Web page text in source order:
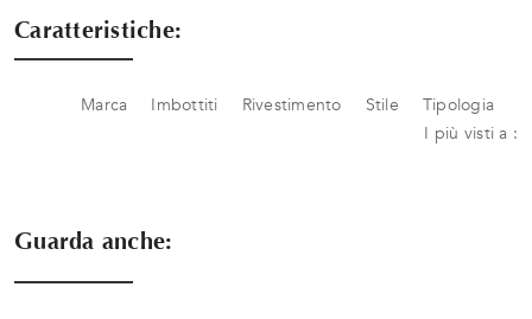
Caratteristiche:
Marca Imbottiti Rivestimento Stile
Tipologia
I più visti a :
Guarda anche: